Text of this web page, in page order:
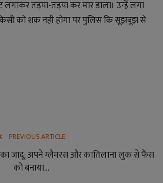
तड़पा-तड़पा कर मार डाला। उन्हें लगा
को शक नही होगा पर पुलिस कि सूझबूझ से
PREVIOUS ARTICLE
का जादू; अपने ग्लैमरस और कातिलाना लुक से फैंस
को बनाया...